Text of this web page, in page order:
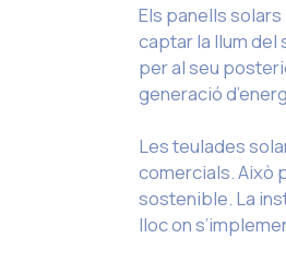
Els panells solars
captar la llum del
per al seu
generació
Les teulades
comercials. Això
sostenible. La
lloc on